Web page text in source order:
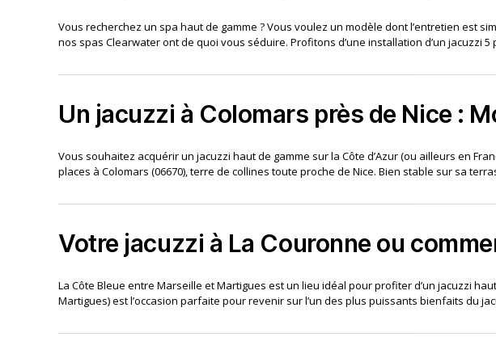
Vous recherchez un spa haut de gamme ? Vous voulez un modèle dont l’entretien est
nos spas Clearwater ont de quoi vous séduire. Profitons d’une installation d’un jacuzzi
Un jacuzzi à Colomars près de Nice :
Vous souhaitez acquérir un jacuzzi haut de gamme sur la Côte d’Azur (ou ailleurs en
places à Colomars (06670), terre de collines toute proche de Nice. Bien stable sur sa
Votre jacuzzi à La Couronne ou
La Côte Bleue entre Marseille et Martigues est un lieu idéal pour profiter d’un jacuzzi
Martigues) est l’occasion parfaite pour revenir sur l’un des plus puissants bienfaits du